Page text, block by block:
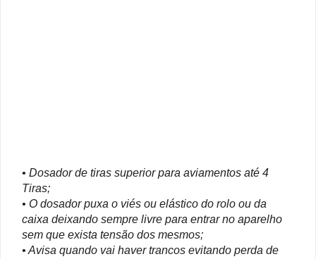
• Dosador de tiras superior para aviamentos até 4
Tiras;
• O dosador puxa o viés ou elástico do rolo ou da
caixa deixando sempre livre para entrar no aparelho
sem que exista tensão dos mesmos;
• Avisa quando vai haver trancos evitando perda de